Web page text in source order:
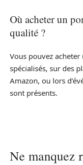
Où acheter un
qualité ?
Vous pouvez
spécialisés, sur des
Amazon, ou lors
sont présents.
Ne manquez